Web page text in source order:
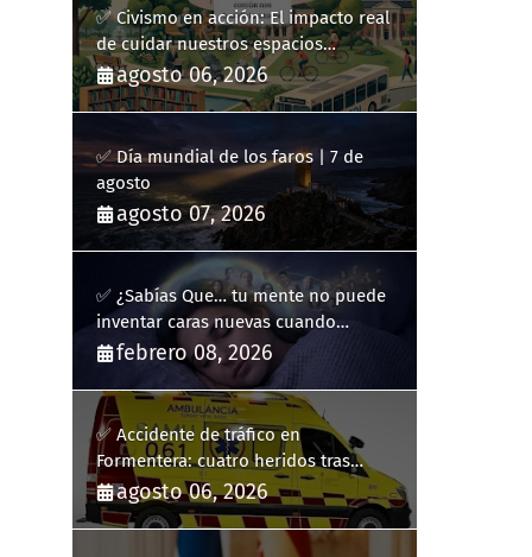
✅ Civismo en acción: El impacto real
de cuidar nuestros espacios
públicos
agosto 06, 2026
✅ Día mundial de los faros | 7 de
agosto
agosto 07, 2026
✅ ¿Sabías Que… tu mente no puede
inventar caras nuevas cuando
sueñas?
febrero 08, 2026
✅ Accidente de tráfico en
Formentera: cuatro heridos tras
volcar un turismo en la PM-820-2
agosto 06, 2026